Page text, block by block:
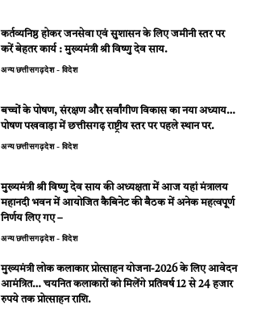
कर्तव्यनिष्ठ होकर जनसेवा एवं सुशासन के लिए जमीनी स्तर पर
करें बेहतर कार्य : मुख्यमंत्री श्री विष्णु देव साय.
अन्यछत्तीसगढ़देश - विदेश
बच्चों के पोषण, संरक्षण और सर्वांगीण विकास का नया अध्याय…
पोषण पखवाड़ा में छत्तीसगढ़ राष्ट्रीय स्तर पर पहले स्थान पर.
अन्यछत्तीसगढ़देश - विदेश
मुख्यमंत्री श्री विष्णु देव साय की अध्यक्षता में आज यहां मंत्रालय
महानदी भवन में आयोजित कैबिनेट की बैठक में अनेक महत्वपूर्ण
निर्णय लिए गए –
अन्यछत्तीसगढ़देश - विदेश
मुख्यमंत्री लोक कलाकार प्रोत्साहन योजना-2026 के लिए आवेदन
आमंत्रित… चयनित कलाकारों को मिलेंगे प्रतिवर्ष 12 से 24 हजार
रुपये तक प्रोत्साहन राशि.